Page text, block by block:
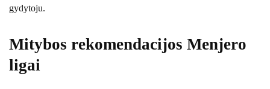
gydytoju.
Mitybos rekomendacijos Menjero
ligai